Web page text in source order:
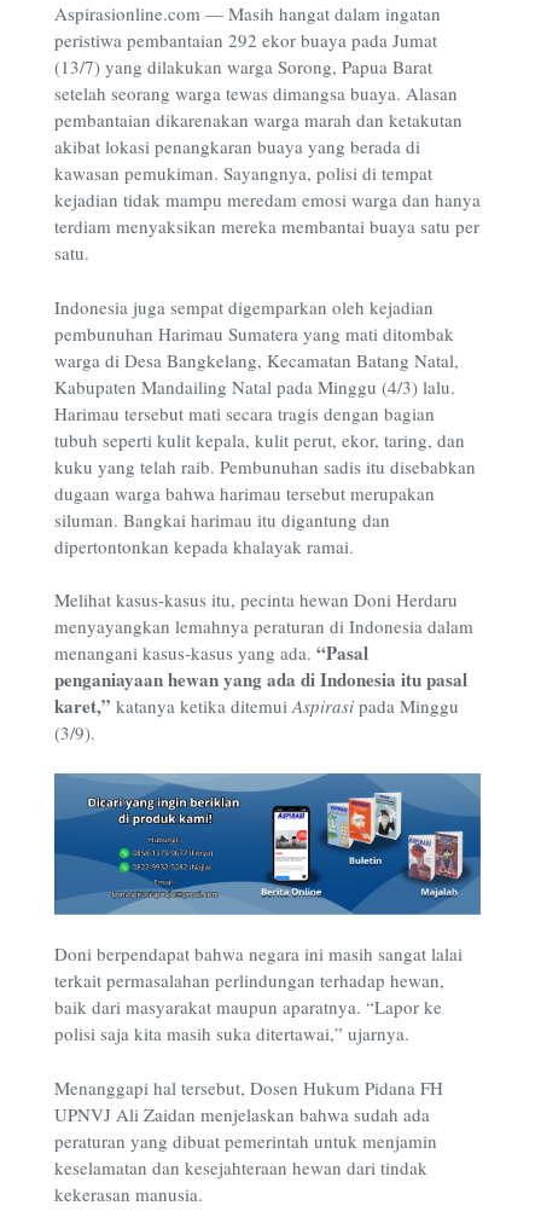
Aspirasionline.com — Masih hangat dalam ingatan
peristiwa pembantaian 292 ekor buaya pada Jumat
(13/7) yang dilakukan warga Sorong, Papua Barat
setelah seorang warga tewas dimangsa buaya. Alasan
pembantaian dikarenakan warga marah dan ketakutan
akibat lokasi penangkaran buaya yang berada di
kawasan pemukiman. Sayangnya, polisi di tempat
kejadian tidak mampu meredam emosi warga dan hanya
terdiam menyaksikan mereka membantai buaya satu per
satu.
Indonesia juga sempat digemparkan oleh kejadian
pembunuhan Harimau Sumatera yang mati ditombak
warga di Desa Bangkelang, Kecamatan Batang Natal,
Kabupaten Mandailing Natal pada Minggu (4/3) lalu.
Harimau tersebut mati secara tragis dengan bagian
tubuh seperti kulit kepala, kulit perut, ekor, taring, dan
kuku yang telah raib. Pembunuhan sadis itu disebabkan
dugaan warga bahwa harimau tersebut merupakan
siluman. Bangkai harimau itu digantung dan
dipertontonkan kepada khalayak ramai.
Melihat kasus-kasus itu, pecinta hewan Doni Herdaru
menyayangkan lemahnya peraturan di Indonesia dalam
menangani kasus-kasus yang ada. “Pasal
penganiayaan hewan yang ada di Indonesia itu pasal
karet,” katanya ketika ditemuiAspirasi pada Minggu
(3/9).
Doni berpendapat bahwa negara ini masih sangat lalai
terkait permasalahan perlindungan terhadap hewan,
baik dari masyarakat maupun aparatnya. “Lapor ke
polisi saja kita masih suka ditertawai,” ujarnya.
Menanggapi hal tersebut, Dosen Hukum Pidana FH
UPNVJ Ali Zaidan menjelaskan bahwa sudah ada
peraturan yang dibuat pemerintah untuk menjamin
keselamatan dan kesejahteraan hewan dari tindak
kekerasan manusia.